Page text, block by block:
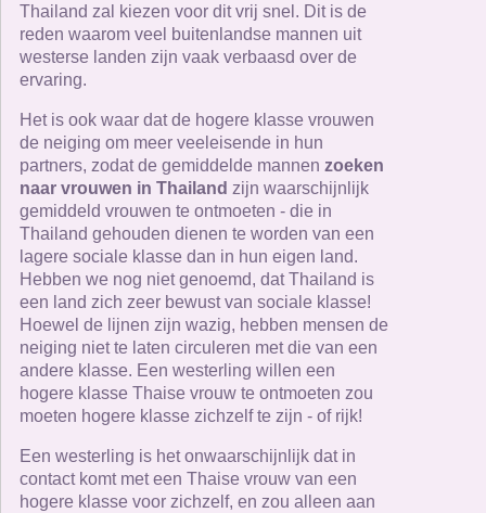
Thailand zal kiezen voor dit vrij snel. Dit is de
reden waarom veel buitenlandse mannen uit
westerse landen zijn vaak verbaasd over de
ervaring.
Het is ook waar dat de hogere klasse vrouwen
de neiging om meer veeleisende in hun
partners, zodat de gemiddelde mannen zoeken
naar vrouwen in Thailand zijn waarschijnlijk
gemiddeld vrouwen te ontmoeten - die in
Thailand gehouden dienen te worden van een
lagere sociale klasse dan in hun eigen land.
Hebben we nog niet genoemd, dat Thailand is
een land zich zeer bewust van sociale klasse!
Hoewel de lijnen zijn wazig, hebben mensen de
neiging niet te laten circuleren met die van een
andere klasse. Een westerling willen een
hogere klasse Thaise vrouw te ontmoeten zou
moeten hogere klasse zichzelf te zijn - of rijk!
Een westerling is het onwaarschijnlijk dat in
contact komt met een Thaise vrouw van een
hogere klasse voor zichzelf, en zou alleen aan